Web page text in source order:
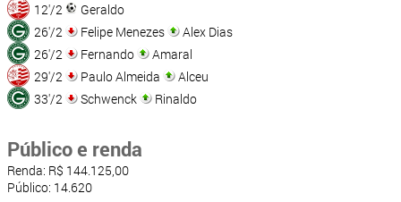
12'/2
Geraldo
26'/2
Felipe Menezes
Alex Dias
26'/2
Fernando
Amaral
29'/2
Paulo Almeida
Alceu
33'/2
Schwenck Rinaldo
Público e renda
Renda: R$ 144.125,00
Público: 14.620